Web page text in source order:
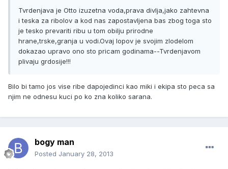
Tvrdenjava je Otto izuzetna voda,prava divlja,jako zahtevna
i teska za ribolov a kod nas zapostavljena bas zbog toga sto
je tesko prevariti ribu u tom obilju prirodne
hrane,trske,granja u vodi.Ovaj lopov je svojim zlodelom
dokazao upravo ono sto pricam godinama--Tvrdenjavom
plivaju grdosije!!!
Bilo bi tamo jos vise ribe dapojedinci kao miki i ekipa sto peca sa
njim ne odnesu kuci po ko zna koliko sarana.
bogy man
Posted January 28, 2013